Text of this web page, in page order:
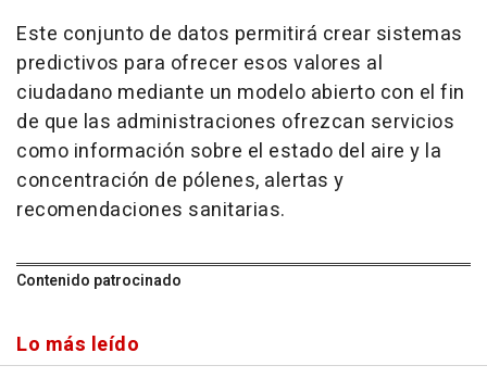
Este conjunto de datos permitirá crear sistemas
predictivos para ofrecer esos valores al
ciudadano mediante un modelo abierto con el fin
de que las administraciones ofrezcan servicios
como información sobre el estado del aire y la
concentración de pólenes, alertas y
recomendaciones sanitarias.
Contenido patrocinado
Lo más leído